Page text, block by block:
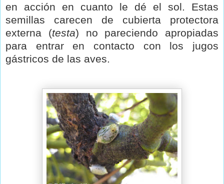
en acción en cuanto le dé el sol. Estas
semillas carecen de cubierta protectora
externa (testa) no pareciendo apropiadas
para entrar en contacto con los jugos
gástricos de las aves.